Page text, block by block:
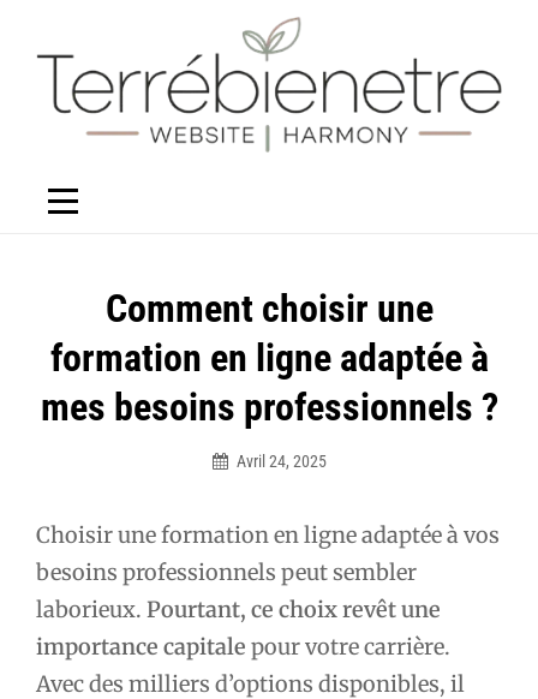
contenu
Comment choisir une
formation en ligne adaptée à
mes besoins professionnels ?
Avril 24, 2025
Choisir une formation en ligne adaptée à vos
besoins professionnels peut sembler
laborieux. Pourtant, ce choix revêt une
importance capitale pour votre carrière.
Avec des milliers d’options disponibles, il
Navigation
de
l’article